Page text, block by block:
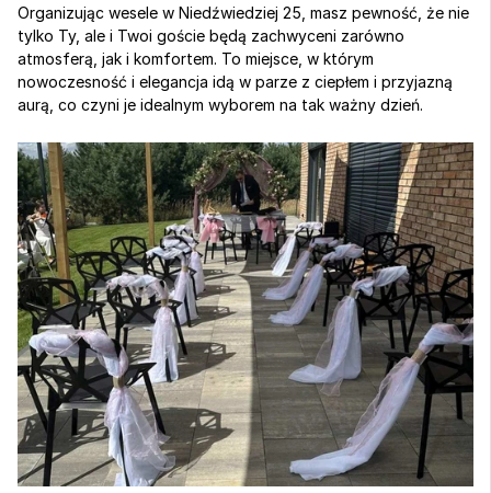
Organizując wesele w Niedźwiedziej 25, masz pewność, że nie
tylko Ty, ale i Twoi goście będą zachwyceni zarówno
atmosferą, jak i komfortem. To miejsce, w którym
nowoczesność i elegancja idą w parze z ciepłem i przyjazną
aurą, co czyni je idealnym wyborem na tak ważny dzień.